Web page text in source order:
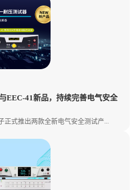
EEC-41新品，持续完善电气安全
正式推出两款全新电气安全测试产...